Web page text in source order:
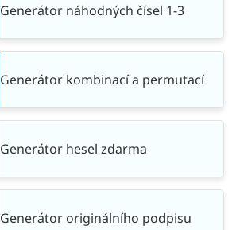
Generátor náhodných čísel 1-3
Generátor kombinací a permutací
Generátor hesel zdarma
Generátor originálního podpisu